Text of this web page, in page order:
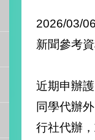
2026/03/06
新聞參考
近期申辦
同學代辦
行社代辦